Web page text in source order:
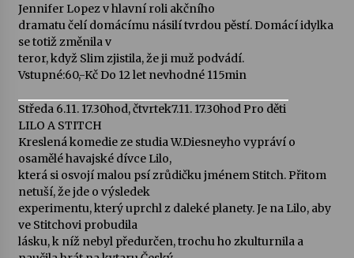
Letní koncerty ve Stromovce: Rufus Miller
22. 7. 2026
Vysočinka
17. 7. 2026
Ozvěny prázdnin
14. 7. 2026
Za kulturou kousek za Humpolec. V Želivě ožije
odkaz Josefa Čapka
13. 7. 2026
Jennifer Lopez v hlavní roli akčního
dramatu čelí domácímu násilí tvrdou pěstí. Domácí idylka
se totiž změnila v
teror, když Slim zjistila, že ji muž podvádí.
Vstupné:60,-Kč Do 12 let nevhodné 115min
Středa 6.11. 17.30hod, čtvrtek7.11. 17.30hod Pro děti
LILO A STITCH
Kreslená komedie ze studia W.Diesneyho vypráví o
osamělé havajské dívce Lilo,
která si osvojí malou psí zrůdičku jménem Stitch. Přitom
netuší, že jde o výsledek
experimentu, který uprchl z daleké planety. Je na Lilo, aby
ve Stitchovi probudila
lásku, k níž nebyl předurčen, trochu ho zkulturnila a